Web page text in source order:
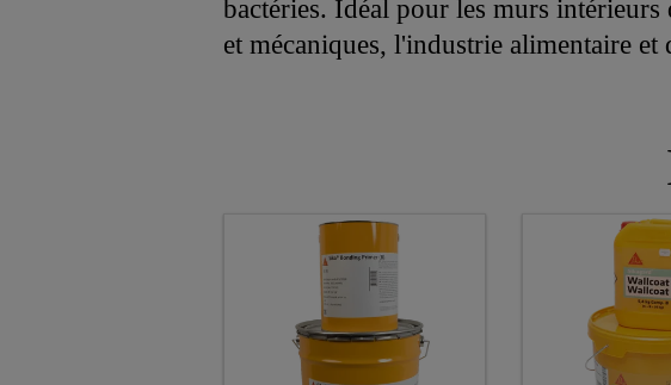
bactéries. Idéal pour les murs
et mécaniques, l'industrie alimentaire